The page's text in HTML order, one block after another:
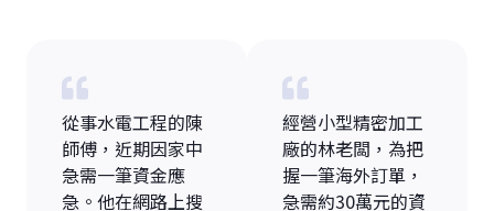
從事水電工程的陳
師傅，近期因家中
急需一筆資金應
急。他在網路上搜
經營小型精密加工
廠的林老闆，為把
握一筆海外訂單，
急需約30萬元的資